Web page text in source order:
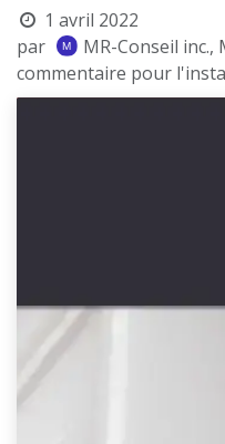
1 avril 2022
par
MR-Conseil inc.,
commentaire pour